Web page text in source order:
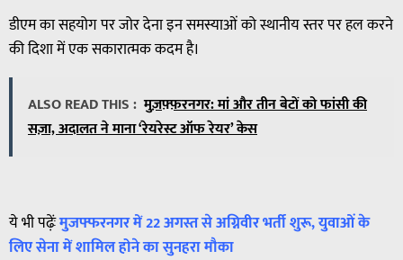
डीएम का सहयोग पर जोर देना इन समस्याओं को स्थानीय स्तर पर हल करने
की दिशा में एक सकारात्मक कदम है।
ALSO READ THIS : मुज़फ़्फ़रनगर: मां और तीन बेटों को फांसी की
सज़ा, अदालत ने माना ‘रेयरेस्ट ऑफ रेयर’ केस
ये भी पढ़ेंःमुजफ्फरनगर में 22 अगस्त से अग्निवीर भर्ती शुरू, युवाओं के
लिए सेना में शामिल होने का सुनहरा मौका